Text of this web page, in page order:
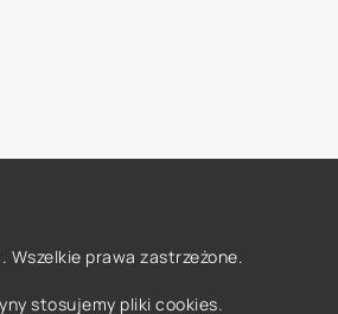
prawa zastrzeżone.
stosujemy pliki cookies.